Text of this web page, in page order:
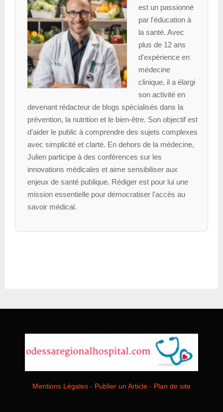
est un passionné
par l'éducation à
la santé. Avec
plus de 12 ans
d'expérience en
médecine
clinique, il a élargi
son activité en
devenant rédacteur de blogs spécialisés dans la
prévention, la nutrition et le bien-être. Son objectif est
d’aider le public à comprendre des sujets complexes
avec simplicité et clarté. En dehors de la médecine,
Julien participe à des conférences sur les
innovations médicales et aime sensibiliser aux
enjeux de santé publique. Rédiger est pour lui une
mission essentielle pour démocratiser l'accès au
savoir médical.
Mentions Légales - Publier un Article - Plan de site